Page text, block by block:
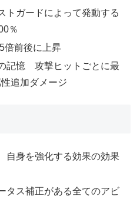
ガードによって発動する
％
前後に上昇
記憶 攻撃ヒットごとに最
追加ダメージ
身を強化する効果の効果
ス補正がある全てのアビ